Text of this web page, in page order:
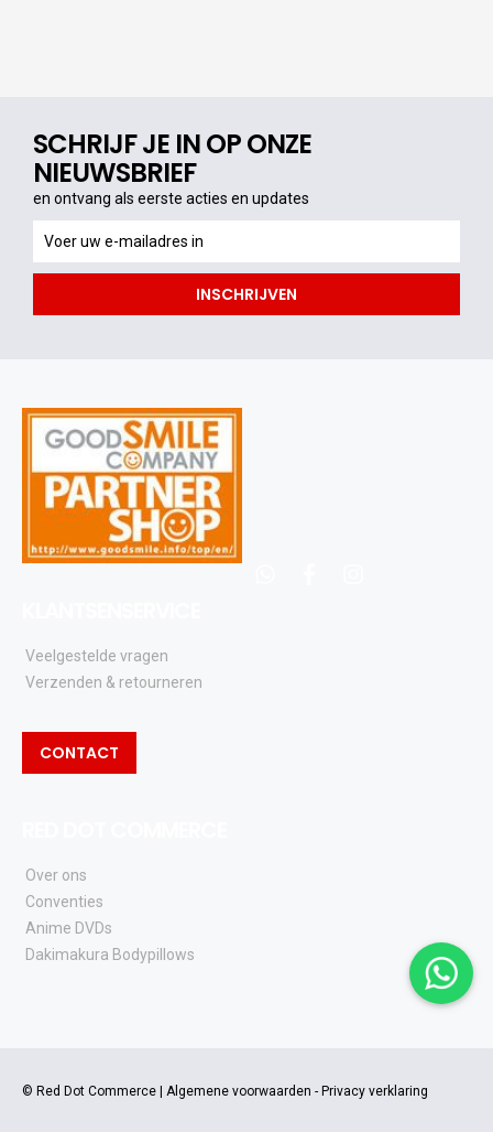
SCHRIJF JE IN OP ONZE
NIEUWSBRIEF
en ontvang als eerste acties en updates
ontvang
als
acties
INSCHRIJVEN
Veelgestelde vragen
Verzenden & retourneren
CONTACT
Over ons
Conventies
Anime DVDs
Dakimakura Bodypillows
© Red Dot Commerce | Algemene voorwaarden - Privacy verklaring